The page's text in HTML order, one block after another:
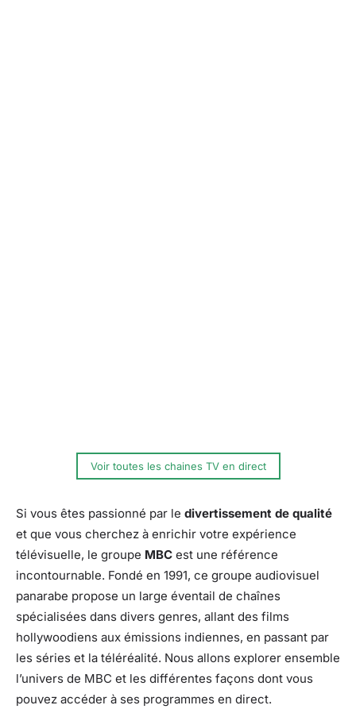
Voir toutes les chaines TV en direct
Si vous êtes passionné par le divertissement de qualité
et que vous cherchez à enrichir votre expérience
télévisuelle, le groupe MBC est une référence
incontournable. Fondé en 1991, ce groupe audiovisuel
panarabe propose un large éventail de chaînes
spécialisées dans divers genres, allant des films
hollywoodiens aux émissions indiennes, en passant par
les séries et la téléréalité. Nous allons explorer ensemble
l’univers de MBC et les différentes façons dont vous
pouvez accéder à ses programmes en direct.